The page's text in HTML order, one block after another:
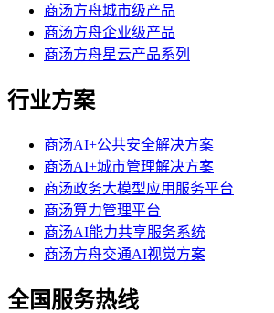
商汤方舟城市级产品
商汤方舟企业级产品
商汤方舟星云产品系列
行业方案
商汤AI+公共安全解决方案
商汤AI+城市管理解决方案
商汤政务大模型应用服务平台
商汤算力管理平台
商汤AI能力共享服务系统
商汤方舟交通AI视觉方案
全国服务热线